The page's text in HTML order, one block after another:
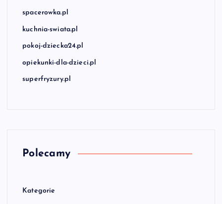
spacerowka.pl
kuchnia-swiata.pl
pokoj-dziecka24.pl
opiekunki-dla-dzieci.pl
superfryzury.pl
Polecamy
Kategorie